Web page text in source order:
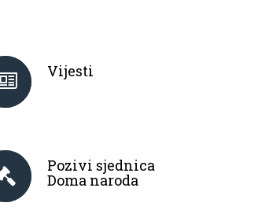
Vijesti
Pozivi sjednica
Doma naroda